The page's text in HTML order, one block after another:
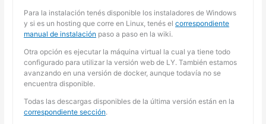
Para la instalación tenés disponible los instaladores de Windows
y si es un hosting que corre en Linux, tenés elcorrespondiente
manual de instalación paso a paso en la wiki.
Otra opción es ejecutar la máquina virtual la cual ya tiene todo
configurado para utilizar la versión web de LY. También estamos
avanzando en una versión de docker, aunque todavía no se
encuentra disponible.
Todas las descargas disponibles de la última versión están en la
correspondiente sección.